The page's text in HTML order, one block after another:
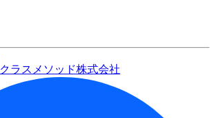
クラスメソッド株式会社